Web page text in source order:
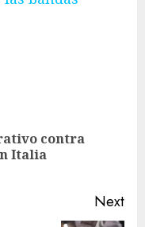
contra
Italia
Next